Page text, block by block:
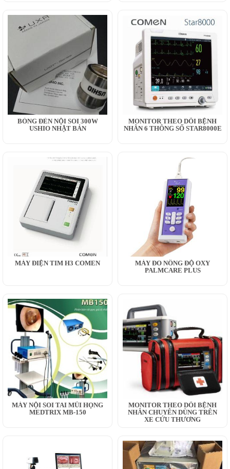
BÓNG ĐÈN NỘI SOI 300W
USHIO NHẬT BẢN
MONITOR THEO DÕI BỆNH
NHÂN 6 THÔNG SỐ STAR8000E
MÁY ĐIỆN TIM H3 COMEN
MÁY ĐO NỒNG ĐỘ OXY
PALMCARE PLUS
MÁY NỘI SOI TAI MŨI HỌNG
MEDTRIX MB-150
MONITOR THEO DÕI BỆNH
NHÂN CHUYÊN DÙNG TRÊN
XE CỨU THƯƠNG